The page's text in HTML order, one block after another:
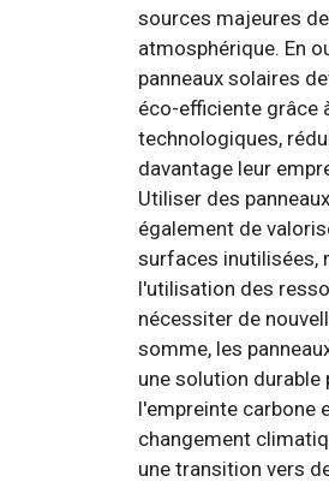
sources majeures
atmosphérique. En
panneaux solaires
éco-efficiente grâce
technologiques,
davantage leur
Utiliser des
également de
surfaces inutilisées,
l'utilisation des
nécessiter de
somme, les
une solution durable
l'empreinte carbone
changement
une transition vers